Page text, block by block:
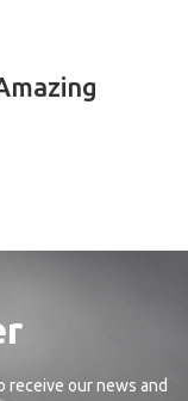
our news and